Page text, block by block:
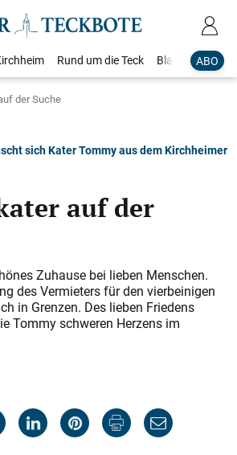
ABO
Rund um die Teck Blaulicht
der Suche
sich Kater Tommy aus dem Kirchheimer
auf der
Zuhause bei lieben Menschen.
des Vermieters für den vierbeinigen
in Grenzen. Des lieben Friedens
Tommy schweren Herzens im